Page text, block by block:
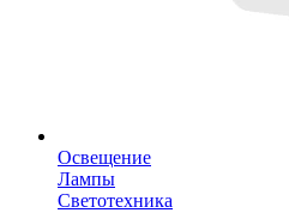
Освещение
Лампы
Светотехника